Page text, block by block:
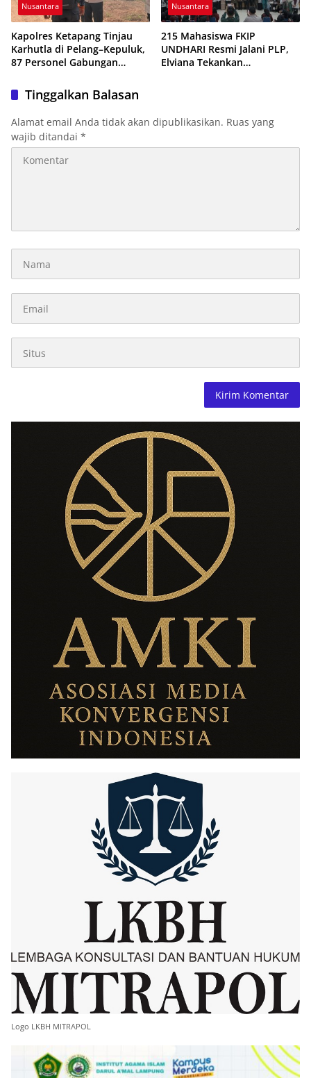
Nusantara
Kapolres Ketapang Tinjau
Karhutla di Pelang–Kepuluk,
87 Personel Gabungan
Nusantara
215 Mahasiswa FKIP
UNDHARI Resmi Jalani PLP,
Elviana Tekankan
Tinggalkan Balasan
Alamat email Anda tidak akan dipublikasikan. Ruas yang
wajib ditandai *
Logo LKBH MITRAPOL